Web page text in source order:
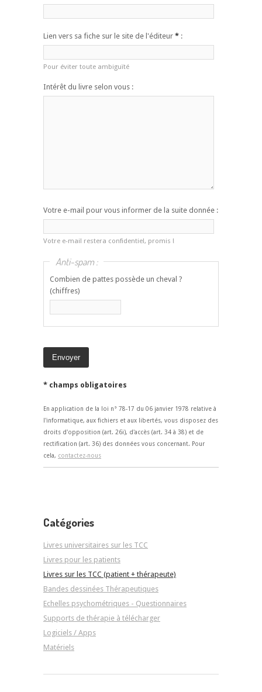
Lien vers sa fiche sur le site de l'éditeur * :
Pour éviter toute ambiguïté
Intérêt du livre selon vous :
Votre e-mail pour vous informer de la suite donnée :
Votre e-mail restera confidentiel, promis !
Anti-spam :
Combien de pattes possède un cheval ?
(chiffres)
* champs obligatoires
En application de la loi n° 78-17 du 06 janvier 1978 relative à
l'informatique, aux fichiers et aux libertés, vous disposez des
droits d'opposition (art. 26i), d'accès (art. 34 à 38) et de
rectification (art. 36) des données vous concernant. Pour
cela, contactez-nous
Catégories
Livres universitaires sur les TCC
Livres pour les patients
Livres sur les TCC (patient + thérapeute)
Bandes dessinées Thérapeutiques
Echelles psychométriques - Questionnaires
Supports de thérapie à télécharger
Logiciels / Apps
Matériels